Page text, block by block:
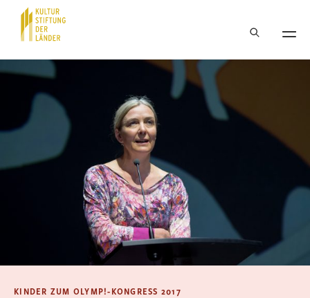
Hauptnavigation
KINDER ZUM OLYMP!-KONGRESS 2017